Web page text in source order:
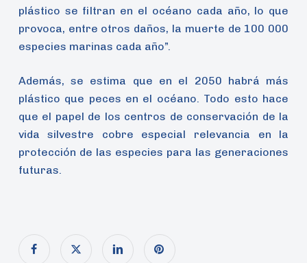
plástico se filtran en el océano cada año, lo que
provoca, entre otros daños, la muerte de 100 000
especies marinas cada año”.
Además, se estima que en el 2050 habrá más
plástico que peces en el océano. Todo esto hace
que el papel de los centros de conservación de la
vida silvestre cobre especial relevancia en la
protección de las especies para las generaciones
futuras.